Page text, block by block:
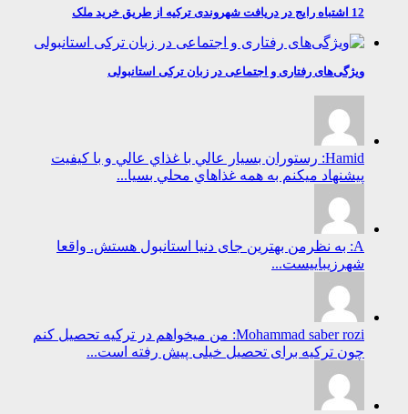
ویژگی‌های رفتاری و اجتماعی در زبان ترکی استانبولی
Hamid: رستوران بسيار عالي با غذاي عالي و با كيفيت
پيشنهاد ميكنم به همه غذاهاي محلي بسيا...
A: به نظرمن بهترین جای دنیا استانبول هستش. واقعا
شهرزیباییست...
Mohammad saber rozi: من میخواهم در ترکیه تحصیل کنم
چون ترکیه برای تحصیل خیلی پیش رفته است...